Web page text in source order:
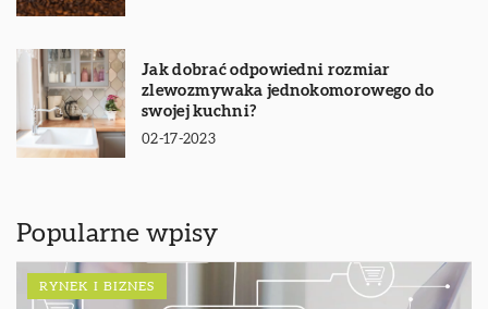
Jak dobrać odpowiedni rozmiar
zlewozmywaka jednokomorowego do
swojej kuchni?
02-17-2023
Popularne wpisy
RYNEK I BIZNES